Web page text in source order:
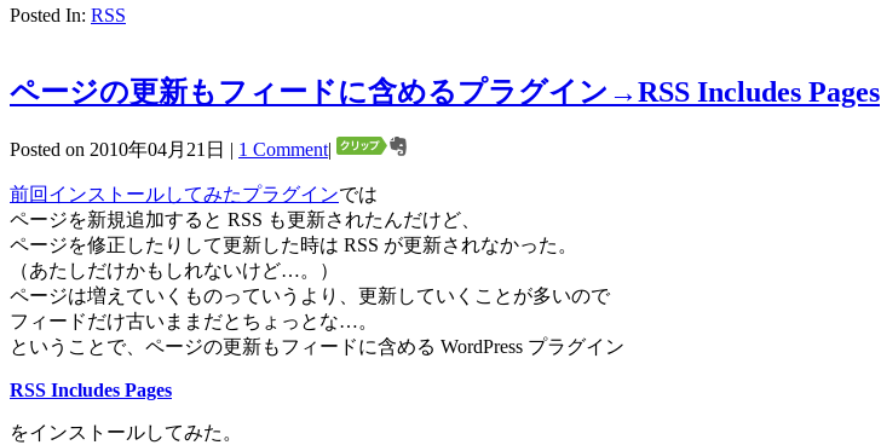
Posted In: RSS
ページの更新もフィードに含めるプラグイン→RSS Includes Pages
Posted on 2010年04月21日 | 1 Comment|
前回インストールしてみたプラグインでは
ページを新規追加すると RSS も更新されたんだけど、
ページを修正したりして更新した時は RSS が更新されなかった。
（あたしだけかもしれないけど…。）
ページは増えていくものっていうより、更新していくことが多いので
フィードだけ古いままだとちょっとな…。
ということで、ページの更新もフィードに含める WordPress プラグイン
RSS Includes Pages
をインストールしてみた。